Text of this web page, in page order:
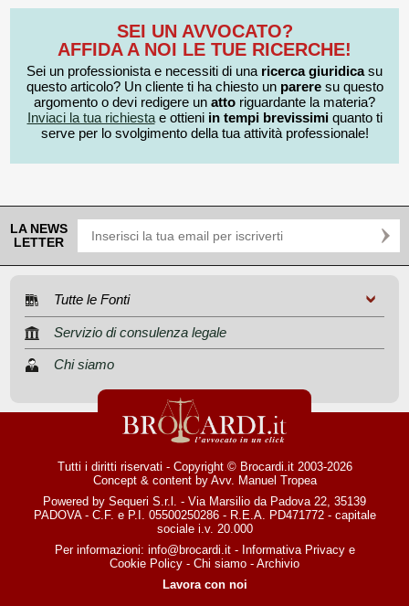
SEI UN AVVOCATO?
AFFIDA A NOI LE TUE RICERCHE!
Sei un professionista e necessiti di una ricerca giuridicasu
questo articolo? Un cliente ti ha chiesto un pareresu questo
argomento o devi redigere un atto riguardante la materia?
Inviaci la tua richiestae ottieni in tempi brevissimiquanto ti
serve per lo svolgimento della tua attività professionale!
LA NEWS
LETTER
Tutte le Fonti
Servizio di consulenza legale
Chi siamo
Tutti i diritti riservati - Copyright © Brocardi.it 2003-2026
Concept & content by Avv. Manuel Tropea
Powered by Sequeri S.r.l. - Via Marsilio da Padova 22, 35139
PADOVA - C.F. e P.I. 05500250286 - R.E.A. PD471772 - capitale
sociale i.v. 20.000
Per informazioni: info@brocardi.it- Informativa Privacye
Cookie Policy - Chi siamo - Archivio
Lavora con noi